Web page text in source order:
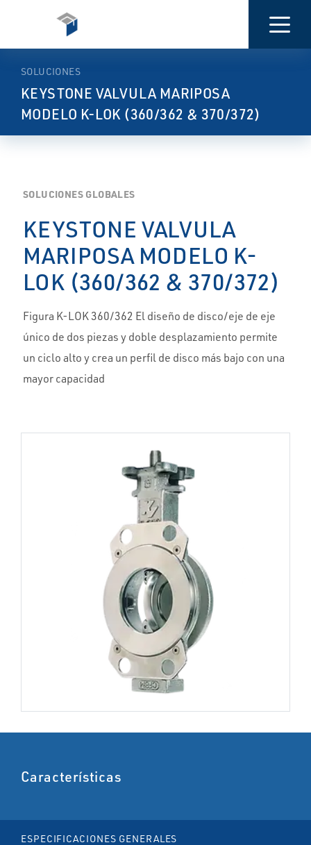
INFORMACIÓN
SOLUCIONES
KEYSTONE VALVULA MARIPOSA
MODELO K-LOK (360/362 & 370/372)
SOLUCIONES GLOBALES
KEYSTONE VALVULA
MARIPOSA MODELO K-
LOK (360/362 & 370/372)
Figura K-LOK 360/362 El diseño de disco/eje de eje
único de dos piezas y doble desplazamiento permite
un ciclo alto y crea un perfil de disco más bajo con una
mayor capacidad
Características
ESPECIFICACIONES GENERALES